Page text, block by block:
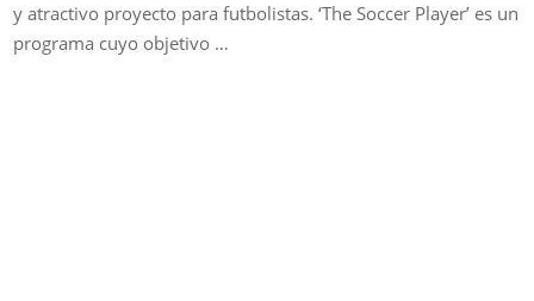
y atractivo proyecto para futbolistas. ‘The Soccer Player’ es un
programa cuyo objetivo …